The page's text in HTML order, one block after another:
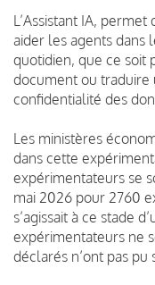
L’Assistant IA,
aider les agents dans
quotidien, que ce soit
document ou traduire
confidentialité des
Les ministères
dans cette
expérimentateurs se
mai 2026 pour 2760
s’agissait à ce stade
expérimentateurs ne
déclarés n’ont pas pu